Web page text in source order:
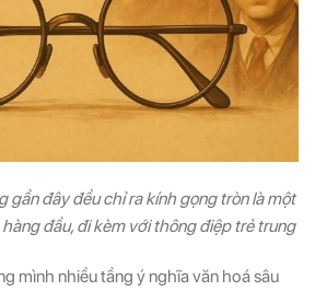
gần đây đều chỉ ra kính gọng tròn là một
đầu, đi kèm với thông điệp trẻ trung
mình nhiều tầng ý nghĩa văn hoá sâu